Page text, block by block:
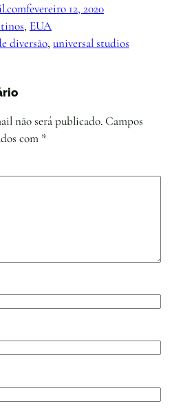
fevereiro 12, 2020
, EUA
diversão, universal studios
não será publicado.Campos
com *